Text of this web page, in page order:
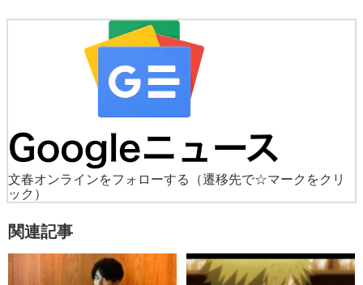
文春オンラインをフォローする
（遷移先で☆マークをクリ
ック）
関連記事